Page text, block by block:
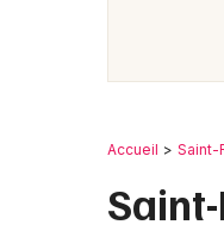
Accueil Saint-